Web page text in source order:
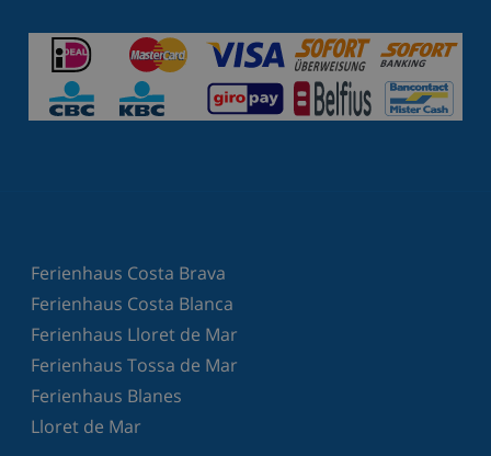
Ferienhaus Costa Brava
Ferienhaus Costa Blanca
Ferienhaus Lloret de Mar
Ferienhaus Tossa de Mar
Ferienhaus Blanes
Lloret de Mar